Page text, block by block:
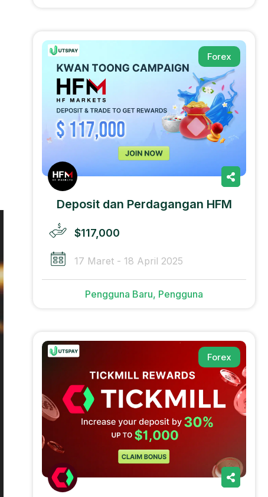
Forex
Deposit dan Perdagangan HFM
$117,000
17 Maret - 18 April 2025
Pengguna Baru, Pengguna
Forex